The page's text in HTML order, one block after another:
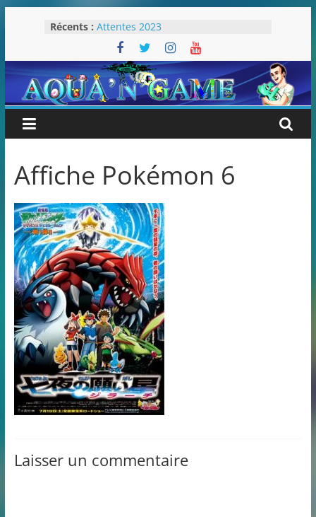
Récents : Attentes 2023
Rétrospective 2022
« Splatoon 3 est-il nécessaire ? »
« Dans les coulisses des JV Harry
Potter »
Pokémon Écarlate : ceci est une
révolution (ou pas) !
Affiche Pokémon 6
Laisser un commentaire